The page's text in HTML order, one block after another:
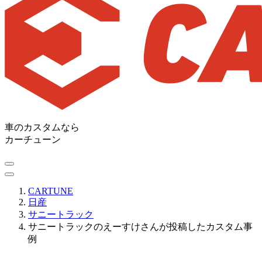
車のカスタムなら
カーチューン
CARTUNE
日産
サニートラック
サニートラックのえーすけさんが投稿したカスタム事
例